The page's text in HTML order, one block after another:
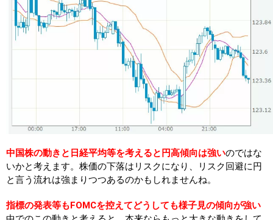
中国株の動きと日経平均等を考えると円高傾向は強いのではな
いかと考えます。株価の下落はリスクになり、リスク回避に円
と言う流れは強まりつつあるのかもしれませんね。
指標の発表等もFOMCを控えてどうしても様子見の傾向が強い